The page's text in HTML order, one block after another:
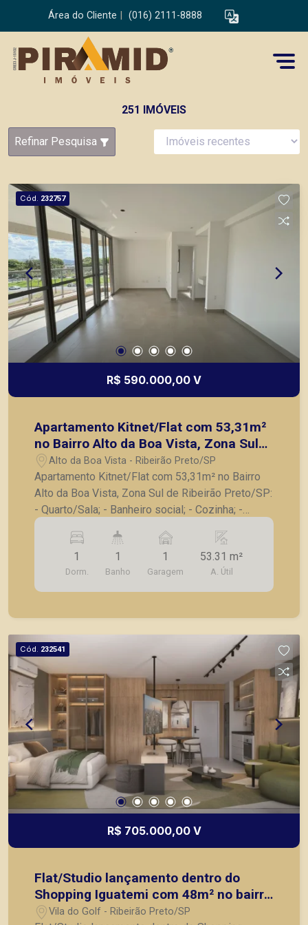
Área do Cliente (016) 2111-8888
251 IMÓVEIS
Refinar Pesquisa
Cód. 232757
R$ 590.000,00 V
Apartamento Kitnet/Flat com 53,31m²
no Bairro Alto da Boa Vista, Zona Sul
de Ribeirão Preto/SP:
Alto da Boa Vista - Ribeirão Preto/SP
Apartamento Kitnet/Flat com 53,31m² no Bairro
Alto da Boa Vista, Zona Sul de Ribeirão Preto/SP:
- Quarto/Sala; - Banheiro social; - Cozinha; -
Lavanderia; - Varanda gourmet; - 1 Vaga de
garagem. A Piramid tem como objetivo atender
seus clientes com agilidade e segurança, em
locação, vendas de imóveis prontos, usados ou
mesmo nos principais lançamentos da cidade de
1
Dorm.
1
Banho
1
Garagem
53.31 m²
A. Útil
Cód. 232541
R$ 705.000,00 V
Flat/Studio lançamento dentro do
Shopping Iguatemi com 48m² no bairro
Vila do Golf, Zona Sul de Ribeirão
Vila do Golf - Ribeirão Preto/SP